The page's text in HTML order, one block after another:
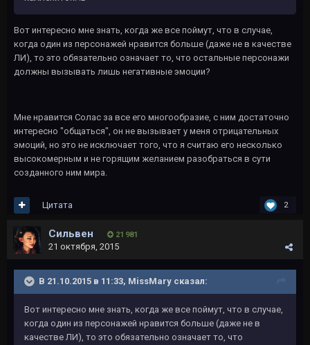
Вот интересно мне знать, когда же все поймут, что в случае,
когда один из персонажей нравится больше (даже не в качестве
ЛИ), то это обязательно означает то, что остальные персонажи
должны вызывать лишь негативные эмоции?
Мне нравится Солас за все его многообразие, с ним достаточно
интересно "общаться", он не вызывает у меня отрицательных
эмоций, но это не исключает того, что я считаю его несколько
высокомерным и не горящим желанием разобраться в сути
созданного ним мира.
2
Цитата
Сильвен 21 981
21 октября, 2015
В 21.10.2015 в 11:33, MissMary сказал:
Вот интересно мне знать, когда же все поймут, что в случае,
когда один из персонажей нравится больше (даже не в
качестве ЛИ), то это обязательно означает то, что